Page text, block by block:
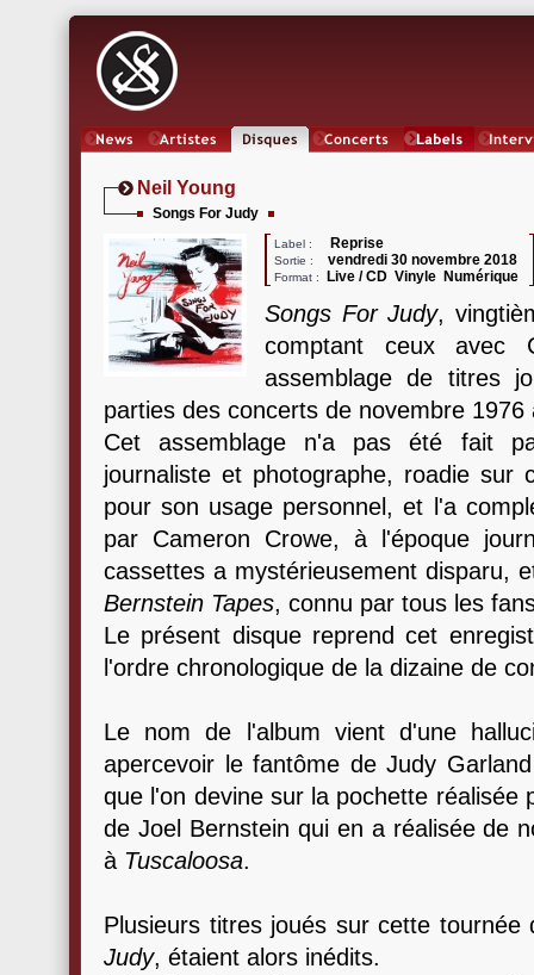
Neil Young
Songs For Judy
Label : Reprise
Sortie : vendredi 30 novembre 2018
Format : Live / CD Vinyle Numérique
Songs For Judy,
comptant ceux avec
assemblage de titres
parties des concerts de novembre
Cet assemblage n'a pas été fait
journaliste et photographe, roadie
pour son usage personnel, et l'a
par Cameron Crowe, à l'époque
cassettes a mystérieusement disparu,
Bernstein Tapes, connu par tous les
Le présent disque reprend cet
l'ordre chronologique de la dizaine de
Le nom de l'album vient d'une
apercevoir le fantôme de Judy
que l'on devine sur la pochette réalisée
de Joel Bernstein qui en a réalisée de
à Tuscaloosa.
Plusieurs titres joués sur cette
Judy, étaient alors inédits.